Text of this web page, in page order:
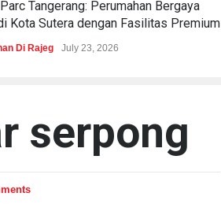
Tangerang: Perumahan Bergaya
Kota Sutera dengan Fasilitas Premium
Di Rajeg July 23, 2026
serpong